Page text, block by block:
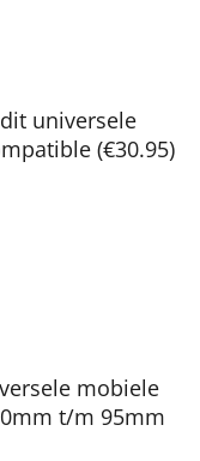
universele
(€30.95)
mobiele
t/m 95mm